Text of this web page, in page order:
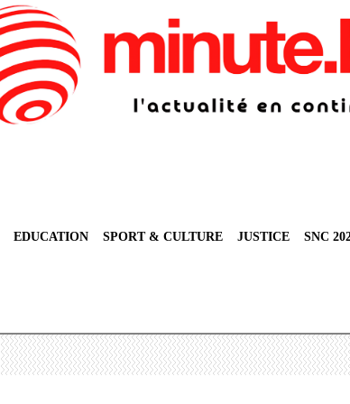
EDUCATION SPORT & CULTURE JUSTICE SNC